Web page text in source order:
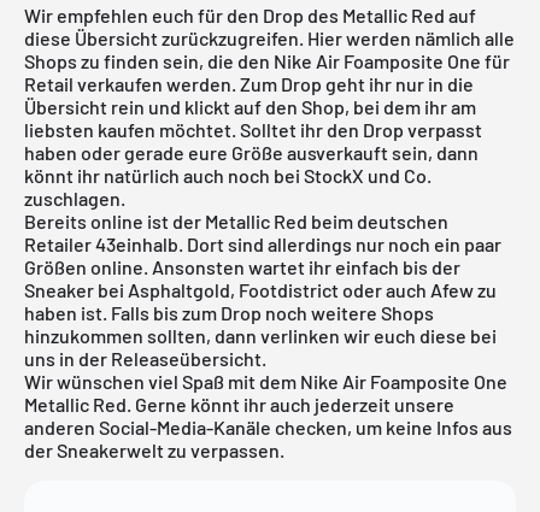
Wir empfehlen euch für den Drop des Metallic Red auf
diese Übersicht zurückzugreifen. Hier werden nämlich alle
Shops zu finden sein, die den Nike Air Foamposite One für
Retail verkaufen werden. Zum Drop geht ihr nur in die
Übersicht rein und klickt auf den Shop, bei dem ihr am
liebsten kaufen möchtet. Solltet ihr den Drop verpasst
haben oder gerade eure Größe ausverkauft sein, dann
könnt ihr natürlich auch noch bei StockX und Co.
zuschlagen.
Bereits online ist der Metallic Red beim deutschen
Retailer 43einhalb. Dort sind allerdings nur noch ein paar
Größen online. Ansonsten wartet ihr einfach bis der
Sneaker bei Asphaltgold, Footdistrict oder auch Afew zu
haben ist. Falls bis zum Drop noch weitere Shops
hinzukommen sollten, dann verlinken wir euch diese bei
uns in der Releaseübersicht.
Wir wünschen viel Spaß mit dem Nike Air Foamposite One
Metallic Red. Gerne könnt ihr auch jederzeit unsere
anderen Social-Media-Kanäle checken, um keine Infos aus
der Sneakerwelt zu verpassen.